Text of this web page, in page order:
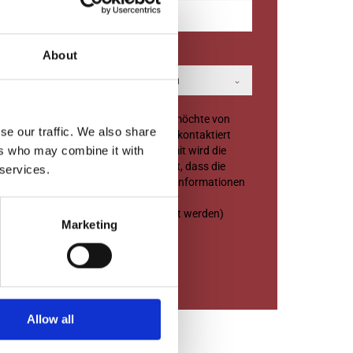
About
our traffic. We also share
who may combine it with
Marketing
Allow all
Land auswählen
Ja, bitte – ich möchte von
einem Händler kontaktiert
werden! (Hiermit wird die
Erlaubnis erteilt, dass die
eingegebenen Informationen
an den Händler
weitervermittelt werden)
ABSCHICKEN